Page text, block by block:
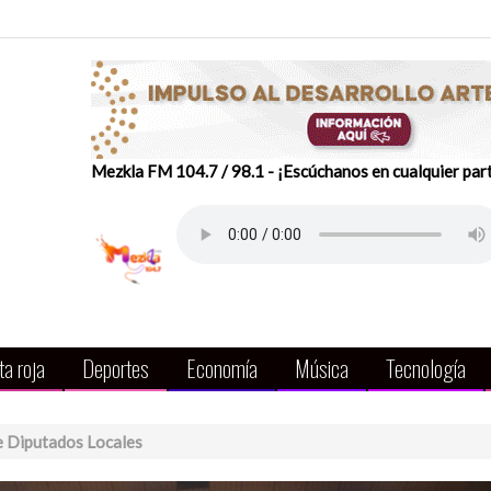
Mezkla FM 104.7 / 98.1 - ¡Escúchanos en cualquier
roja Deportes Economía Música Tecnología
Diputados Locales